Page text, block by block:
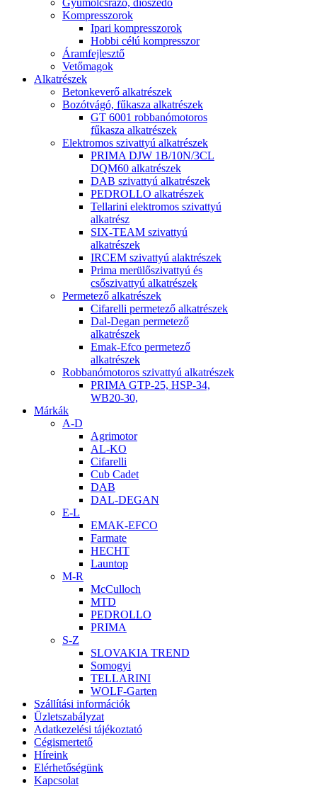
Kompresszorok
Ipari kompresszorok
Hobbi célú kompresszor
Áramfejlesztő
Vetőmagok
Alkatrészek
Betonkeverő alkatrészek
Bozótvágó, fűkasza alkatrészek
GT 6001 robbanómotoros
fűkasza alkatrészek
Elektromos szivattyú alkatrészek
PRIMA DJW 1B/10N/3CL
DQM60 alkatrészek
DAB szivattyú alkatrészek
PEDROLLO alkatrészek
Tellarini elektromos szivattyú
alkatrész
SIX-TEAM szivattyú
alkatrészek
IRCEM szivattyú alaktrészek
Prima merülőszivattyú és
csőszivattyú alkatrészek
Permetező alkatrészek
Cifarelli permetező alkatrészek
Dal-Degan permetező
alkatrészek
Emak-Efco permetező
alkatrészek
Robbanómotoros szivattyú alkatrészek
PRIMA GTP-25, HSP-34,
WB20-30,
Márkák
A-D
Agrimotor
AL-KO
Cifarelli
Cub Cadet
DAB
DAL-DEGAN
E-L
EMAK-EFCO
Farmate
HECHT
Launtop
M-R
McCulloch
MTD
PEDROLLO
PRIMA
S-Z
SLOVAKIA TREND
Somogyi
TELLARINI
WOLF-Garten
Szállítási információk
Üzletszabályzat
Adatkezelési tájékoztató
Cégismertető
Híreink
Elérhetőségünk
Kapcsolat